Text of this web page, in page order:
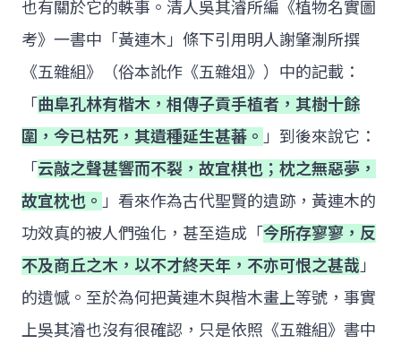
也有關於它的軼事。清人吳其濬所編《植物名實圖
考》一書中「黃連木」條下引用明人謝肇淛所撰
《五雜組》（俗本訛作《五雜俎》）中的記載：
「 曲阜孔林有楷木，相傳子貢手植者，其樹十餘
圍，今已枯死，其遺種延生甚蕃。 」到後來說它：
「 云敲之聲甚響而不裂，故宜棋也；枕之無惡夢，
故宜枕也。 」看來作為古代聖賢的遺跡，黃連木的
功效真的被人們強化，甚至造成「 今所存寥寥，反
不及商丘之木，以不才終天年，不亦可恨之甚哉」
的遺憾。至於為何把黃連木與楷木畫上等號，事實
上吳其濬也沒有很確認，只是依照《五雜組》書中